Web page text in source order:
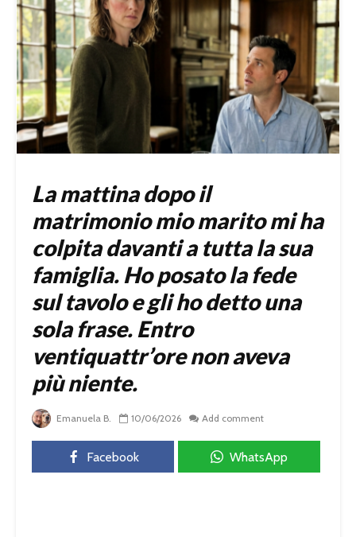
La mattina dopo il
matrimonio mio marito mi ha
colpita davanti a tutta la sua
famiglia. Ho posato la fede
sul tavolo e gli ho detto una
sola frase. Entro
ventiquattr’ore non aveva
più niente.
Emanuela B. 10/06/2026 Add comment
Facebook WhatsApp